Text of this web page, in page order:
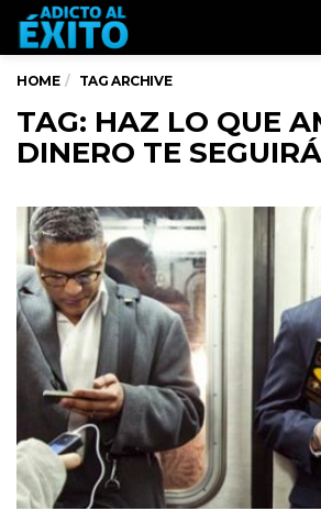
HOME TAG ARCHIVE
TAG: HAZ LO QUE
DINERO TE SEGUIRÁ